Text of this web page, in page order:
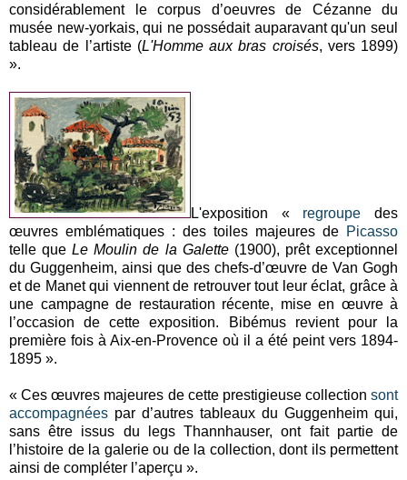
considérablement le corpus d’oeuvres de Cézanne du
musée new-yorkais, qui ne possédait auparavant qu'un seul
tableau de l’artiste (L'Homme aux bras croisés, vers 1899)
».
L'exposition « regroupe des
œuvres emblématiques : des toiles majeures de Picasso
telle queLe Moulin de la Galette(1900), prêt exceptionnel
du Guggenheim, ainsi que des chefs-d’œuvre de Van Gogh
et de Manet qui viennent de retrouver tout leur éclat, grâce à
une campagne de restauration récente, mise en œuvre à
l’occasion de cette exposition. Bibémus revient pour la
première fois à Aix-en-Provence où il a été peint vers 1894-
1895 ».
« Ces œuvres majeures de cette prestigieuse collection sont
accompagnées par d’autres tableaux du Guggenheim qui,
sans être issus du legs Thannhauser, ont fait partie de
l’histoire de la galerie ou de la collection, dont ils permettent
ainsi de compléter l’aperçu ».